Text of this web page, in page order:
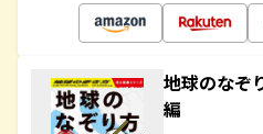
地球のな
編